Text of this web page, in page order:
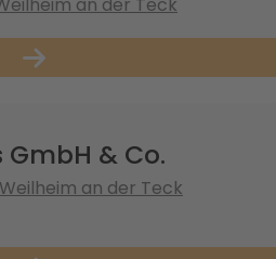
& Co.
an der Teck